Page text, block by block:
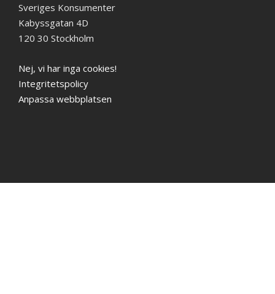
Sveriges Konsumenter
Kabyssgatan 4D
120 30 Stockholm
Nej, vi har inga cookies!
Integritetspolicy
Anpassa webbplatsen